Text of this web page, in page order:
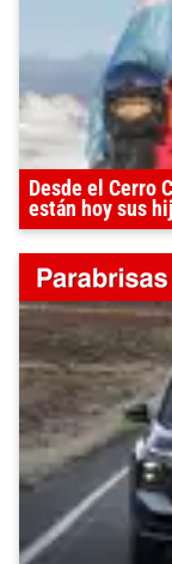
Desde el Cerro
están hoy sus